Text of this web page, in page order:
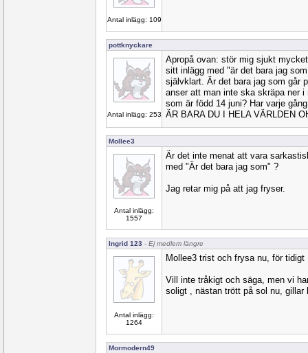
Antal inlägg: 109
pottknyckare
Antal inlägg: 253
Apropå ovan: stör mig sjukt
sitt inlägg med "är det bara jag
självklart. Är det bara jag som går
anser att man inte ska skräpa ner i
som är född 14 juni? Har varje
ÄR BARA DU I HELA VÄRLDEN
Mollee3
Antal inlägg:
1557
Är det inte menat att vara
med "Är det bara jag som" ?
Jag retar mig på att jag fryser.
Ingrid 123 - Ej medlem längre
Antal inlägg:
1264
Mollee3 trist och frysa nu, för tidigt
Vill inte tråkigt och säga, men vi
soligt , nästan trött på sol nu, gillar
Mormodern49